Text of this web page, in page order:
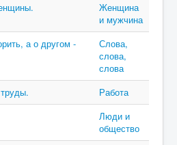
Женщина
и мужчина
а о другом -
Слова,
слова,
слова
Работа
Люди и
общество